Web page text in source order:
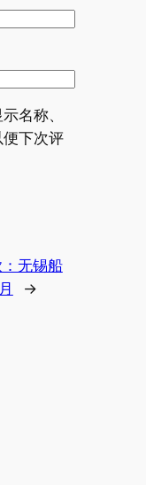
名称、
下次评
无锡船
→